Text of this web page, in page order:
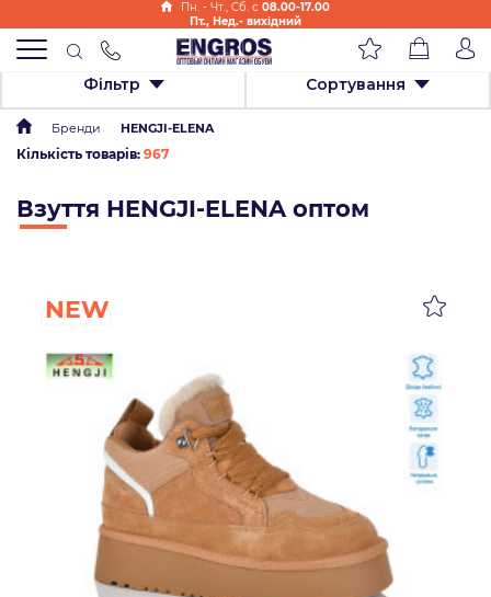
Пн. - Чт., Cб. с 08.00-17.00
Пт., Нед.- вихідний
Фільтр Сортування
Бренди HENGJI-ELENA
Кількість товарів: 967
Взуття HENGJI-ELENA оптом
NEW